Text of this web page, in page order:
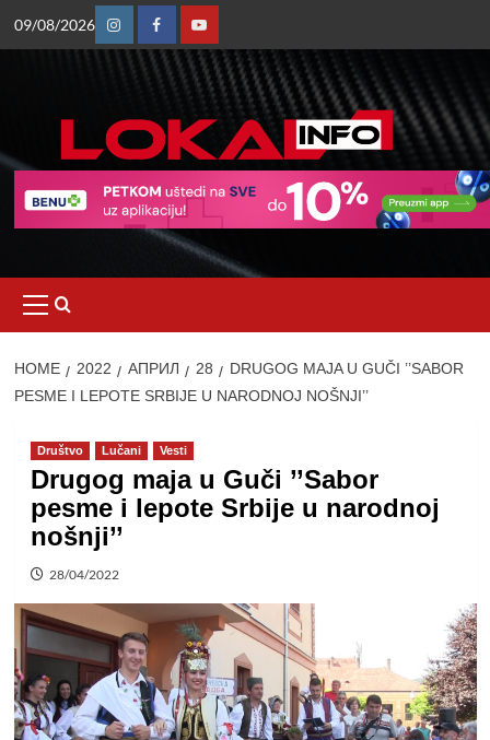
09/08/2026
InstagramFacebookYoutube
Menu
HOME 2022 АПРИЛ 28
DRUGOG MAJA U GUČI ’’SABOR
PESME I LEPOTE SRBIJE U NARODNOJ NOŠNJI’’
Društvo Lučani Vesti
Drugog maja u Guči ’’Sabor
pesme i lepote Srbije u narodnoj
nošnji’’
28/04/2022